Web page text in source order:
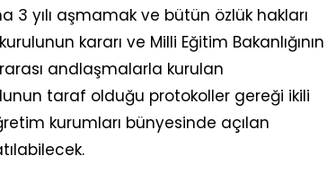
yılı aşmamak ve bütün özlük hakları
kararı ve Milli Eğitim Bakanlığının
andlaşmalarla kurulan
taraf olduğu protokoller gereği ikili
kurumları bünyesinde açılan